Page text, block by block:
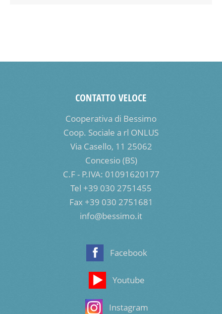
CONTATTO VELOCE
Cooperativa di Bessimo
Coop. Sociale a rl ONLUS
Via Casello, 11 25062
Concesio (BS)
C.F - P.IVA: 01091620177
Tel +39 030 2751455
Fax +39 030 2751681
info@bessimo.it
Facebook
Youtube
Instagram